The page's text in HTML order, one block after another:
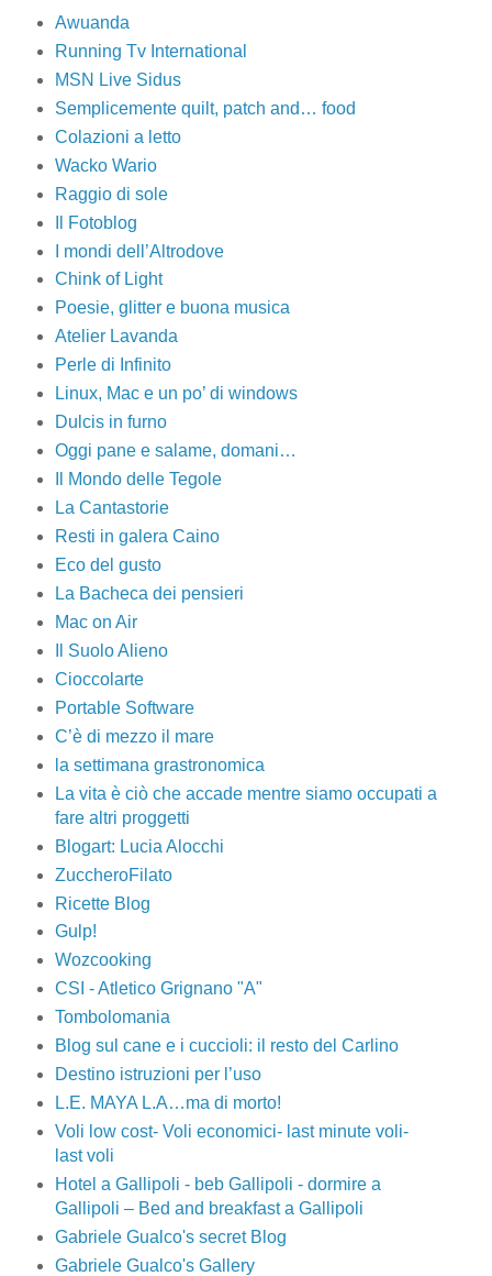
Awuanda
Running Tv International
MSN Live Sidus
Semplicemente quilt, patch and… food
Colazioni a letto
Wacko Wario
Raggio di sole
Il Fotoblog
I mondi dell’Altrodove
Chink of Light
Poesie, glitter e buona musica
Atelier Lavanda
Perle di Infinito
Linux, Mac e un po’ di windows
Dulcis in furno
Oggi pane e salame, domani…
Il Mondo delle Tegole
La Cantastorie
Resti in galera Caino
Eco del gusto
La Bacheca dei pensieri
Mac on Air
Il Suolo Alieno
Cioccolarte
Portable Software
C’è di mezzo il mare
la settimana grastronomica
La vita è ciò che accade mentre siamo occupati a
fare altri proggetti
Blogart: Lucia Alocchi
ZuccheroFilato
Ricette Blog
Gulp!
Wozcooking
CSI - Atletico Grignano "A"
Tombolomania
Blog sul cane e i cuccioli: il resto del Carlino
Destino istruzioni per l’uso
L.E. MAYA L.A…ma di morto!
Voli low cost- Voli economici- last minute voli-
last voli
Hotel a Gallipoli - beb Gallipoli - dormire a
Gallipoli – Bed and breakfast a Gallipoli
Gabriele Gualco's secret Blog
Gabriele Gualco's Gallery